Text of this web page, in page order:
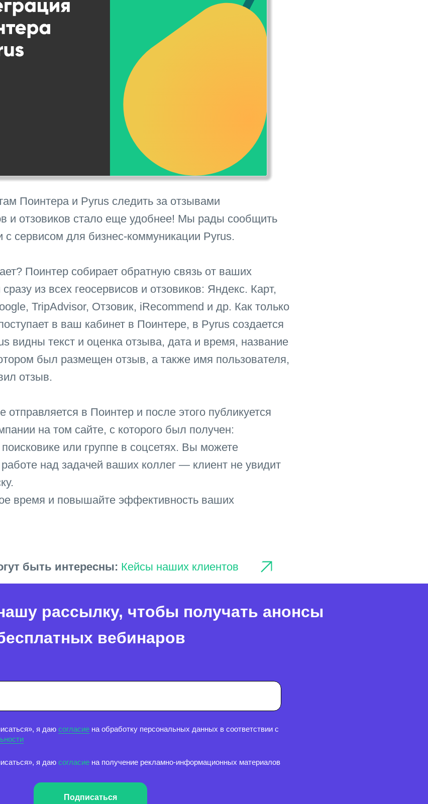
Поинтера и Pyrus следить за отзывами
и отзовиков стало еще удобнее! Мы рады сообщить
с сервисом для бизнес-коммуникации Pyrus.
Поинтер собирает обратную связь от ваших
из всех геосервисов и отзовиков: Яндекс. Карт,
TripAdvisor, Отзовик, iRecommend и др. Как только
в ваш кабинет в Поинтере, в Pyrus создается
видны текст и оценка отзыва, дата и время, название
был размещен отзыв, а также имя пользователя,
отзыв.
отправляется в Поинтер и после этого публикуется
на том сайте, с которого был получен:
поисковике или группе в соцсетях. Вы можете
над задачей ваших коллег — клиент не увидит
время и повышайте эффективность ваших
быть интересны: Кейсы наших клиентов
рассылку, чтобы получать анонсы
вебинаров
я даю согласие на обработку персональных данных в соответствии с
я даю согласие на получение рекламно-информационных материалов
Подписаться